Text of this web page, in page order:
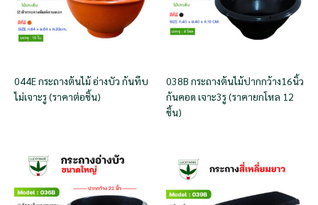
044E กระถางต้นไม้ อ่างบัว ก้นทึบ
ไม่เจาะรู (ราคาต่อชิ้น)
038B กระถางต้นไม้ปากกว้าง16นิ้ว
ก้นคอด เจาะ3รู (ราคายกโหล 12
ชิ้น)